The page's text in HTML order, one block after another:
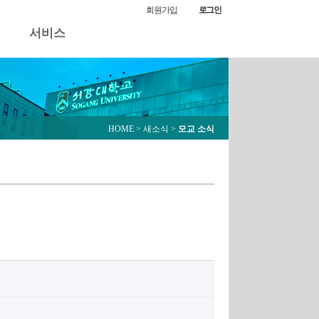
서비스
회원가입 로그인
HOME > 새소식 > 모교 소식